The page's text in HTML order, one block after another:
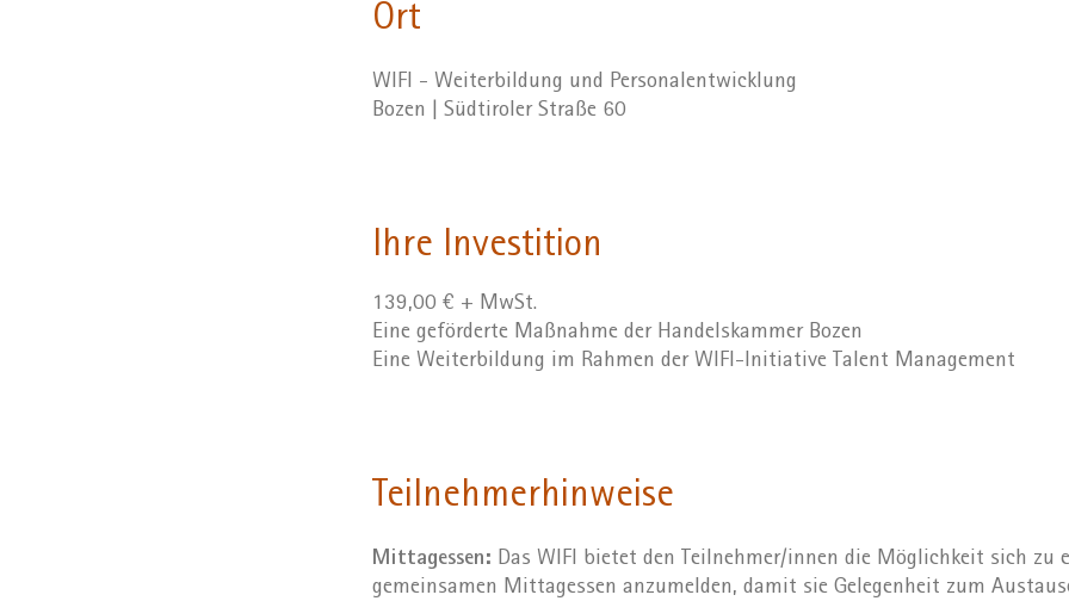
Ort
WIFI - Weiterbildung und Personalentwicklung
Bozen | Südtiroler Straße 60
Ihre Investition
139,00 € + MwSt.
Eine geförderte Maßnahme der Handelskammer Bozen
Eine Weiterbildung im Rahmen der WIFI-Initiative Talent Management
Teilnehmerhinweise
Mittagessen: Das WIFI bietet den Teilnehmer/innen die Möglichkeit sich zu
gemeinsamen Mittagessen anzumelden, damit sie Gelegenheit zum